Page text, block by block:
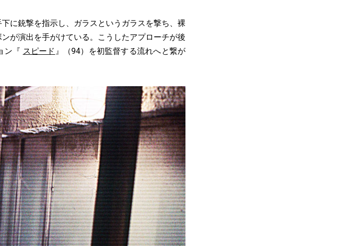
に銃撃を指示し、ガラスというガラスを撃ち、裸
が演出を手がけている。こうしたアプローチが後
ン『 スピード 』（94）を初監督する流れへと繋が